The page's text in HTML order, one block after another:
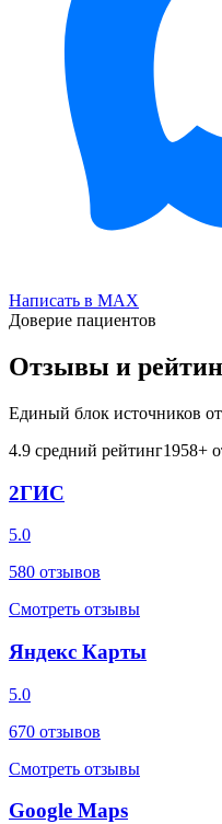
Написать в MAX
Доверие пациентов
Отзывы и
Единый блок источников
4.9 средний рейтинг1958+
2ГИС
5.0
580 отзывов
Смотреть отзывы
Яндекс Карты
5.0
670 отзывов
Смотреть отзывы
Google Maps